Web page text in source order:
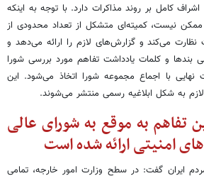
کامل بر روند مذاکرات دارد. با توجه به اینکه
نیست، کمیته‌ای متشکل از تعداد محدودی از
نظارت می‌کند و گزارش‌های لازم را ارائه می‌دهد و
بندها و کلمات یادداشت تفاهم مورد بررسی شورا
با اجماع مجموعه شورا اتخاذ می‌شود. این
به شکل ابلاغیه رسمی منتشر می‌شوند.
تفاهم به موقع به شورای عالی
امنیتی ارائه شده است
ایران گفت: در سطح وزارت امور خارجه، تمامی